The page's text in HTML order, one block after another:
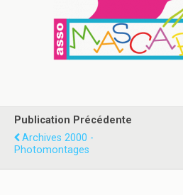
Publication Précédente
Archives 2000 -
Photomontages